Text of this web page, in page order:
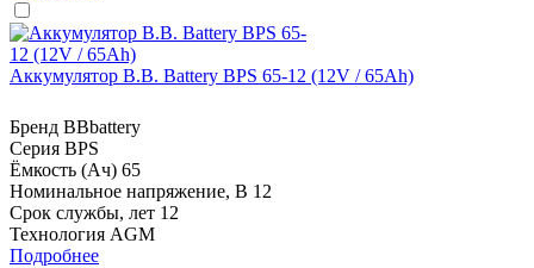
Аккумулятор B.B. Battery BPS 65-12 (12V / 65Ah)
Бренд BBbattery
Серия BPS
Ёмкость (Ач) 65
Номинальное напряжение, В 12
Срок службы, лет 12
Технология AGM
Подробнее